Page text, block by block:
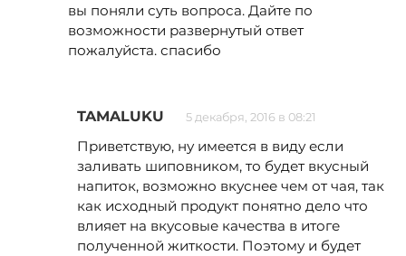
вы поняли суть вопроса. Дайте по
возможности развернутый ответ
пожалуйста. спасибо
TAMALUKU 5 декабря, 2016 в 08:21
Приветствую, ну имеется в виду если
заливать шиповником, то будет вкусный
напиток, возможно вкуснее чем от чая, так
как исходный продукт понятно дело что
влияет на вкусовые качества в итоге
полученной житкости. Поэтому и будет